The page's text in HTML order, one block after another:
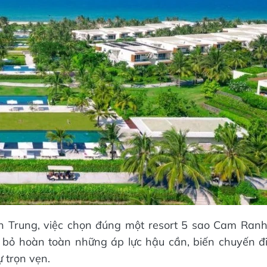
việc chọn đúng một resort 5 sao Cam Ranh
hoàn toàn những áp lực hậu cần, biến chuyến đi
trọn vẹn.